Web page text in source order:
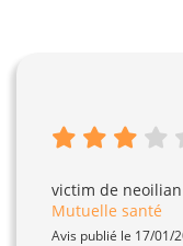
victim de neoilian
Mutuelle santé
Avis publié le 17/01/